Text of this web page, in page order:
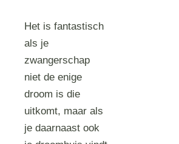
Het is fantastisch
als je
zwangerschap
niet de enige
droom is die
uitkomt, maar als
je daarnaast ook